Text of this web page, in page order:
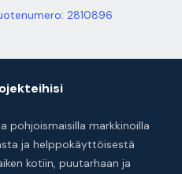
2810896
pohjoismaisilla markkinoilla
ja helppokäyttöisestä
kotiin, puutarhaan ja